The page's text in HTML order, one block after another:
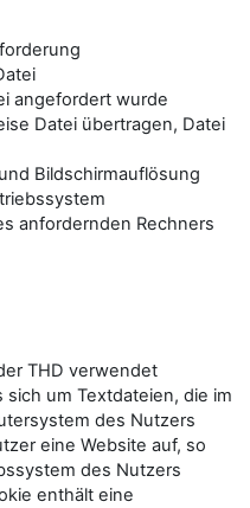
angefordert wurde
Datei übertragen, Datei
Bildschirmauflösung
anfordernden Rechners
THD verwendet
um Textdateien, die im
des Nutzers
eine Website auf, so
des Nutzers
enthält eine